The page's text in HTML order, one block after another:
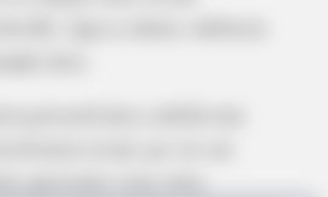
φυτικές ίνες στη